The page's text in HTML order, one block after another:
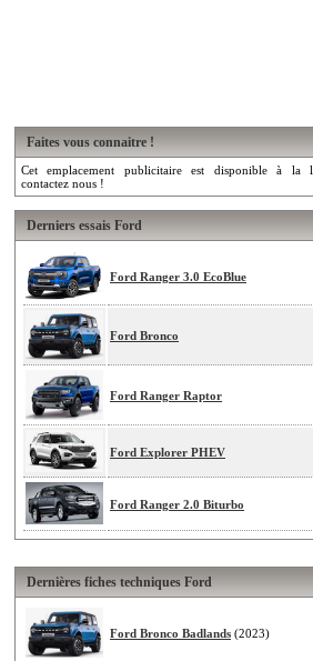
Faites vous connaitre !
Cet emplacement publicitaire est disponible à la
contactez nous !
Derniers essais Ford
Ford Ranger 3.0 EcoBlue
Ford Bronco
Ford Ranger Raptor
Ford Explorer PHEV
Ford Ranger 2.0 Biturbo
Dernières fiches techniques Ford
Ford Bronco Badlands (2023)